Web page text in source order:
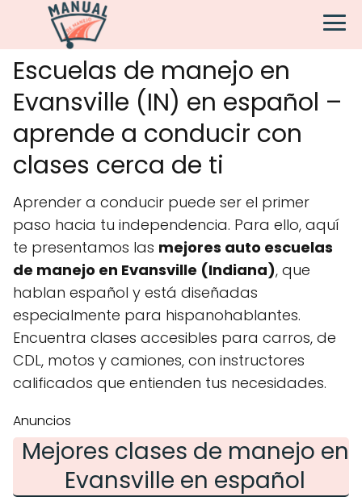
Escuelas de manejo en
Evansville (IN) en español –
aprende a conducir con
clases cerca de ti
Aprender a conducir puede ser el primer
paso hacia tu independencia. Para ello, aquí
te presentamos las mejores auto escuelas
de manejo en Evansville (Indiana), que
hablan español y está diseñadas
especialmente para hispanohablantes.
Encuentra clases accesibles para carros, de
CDL, motos y camiones, con instructores
calificados que entienden tus necesidades.
Anuncios
Mejores clases de manejo en
Evansville en español